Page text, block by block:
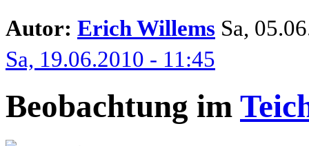
Autor: Erich Willems Sa,
Sa, 19.06.2010 - 11:45
Beobachtung im